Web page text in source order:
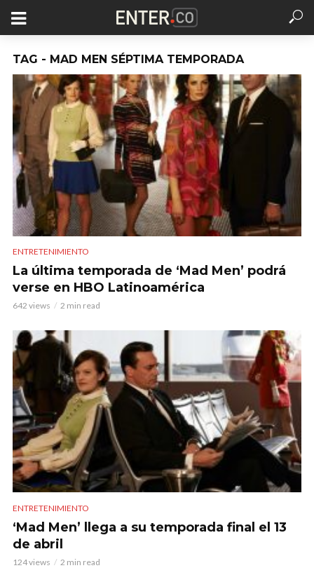
TAG - MAD MEN SÉPTIMA TEMPORADA
ENTRETENIMIENTO
La última temporada de ‘Mad Men’ podrá
verse en HBO Latinoamérica
642 views 2 min read
ENTRETENIMIENTO
‘Mad Men’ llega a su temporada final el 13
de abril
124 views 2 min read